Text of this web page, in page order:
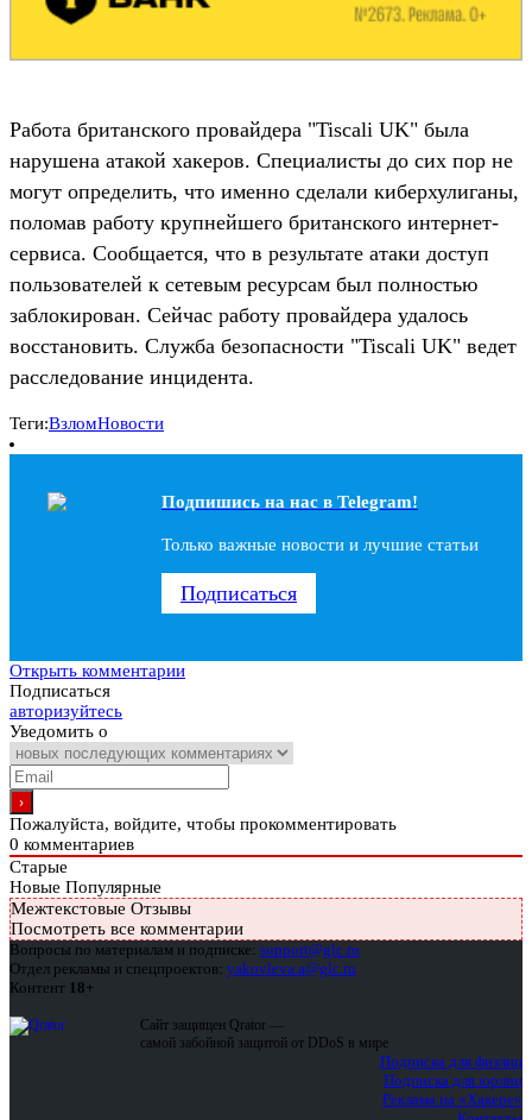
Работа британского провайдера "Tiscali UK" была
нарушена атакой хакеров. Специалисты до сих пор не
могут определить, что именно сделали киберхулиганы,
поломав работу крупнейшего британского интернет-
сервиса. Сообщается, что в результате атаки доступ
пользователей к сетевым ресурсам был полностью
заблокирован. Сейчас работу провайдера удалось
восстановить. Служба безопасности "Tiscali UK" ведет
расследование инцидента.
Теги:ВзломНовости
Подпишись на наc в Telegram!
Только важные новости и лучшие статьи
Подписаться
Открыть комментарии
Подписаться
авторизуйтесь
Уведомить о
Пожалуйста, войдите, чтобы прокомментировать
0 комментариев
Старые
Новые Популярные
Межтекстовые Отзывы
Посмотреть все комментарии
Вопросы по материалам и подписке: support@glc.ru
Отдел рекламы и спецпроектов: yakovleva.a@glc.ru
Контент 18+
Сайт защищен Qrator —
самой забойной защитой от DDoS в мире
Подписка для физлиц
Подписка для юрлиц
Реклама на «Хакере»